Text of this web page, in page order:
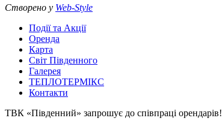
Створено у Web-Style
Події та Акції
Оренда
Карта
Світ Південного
Галерея
ТЕПЛОТЕРМІКC
Контакти
ТВК «Південний» запрошує до співпраці орендарів!